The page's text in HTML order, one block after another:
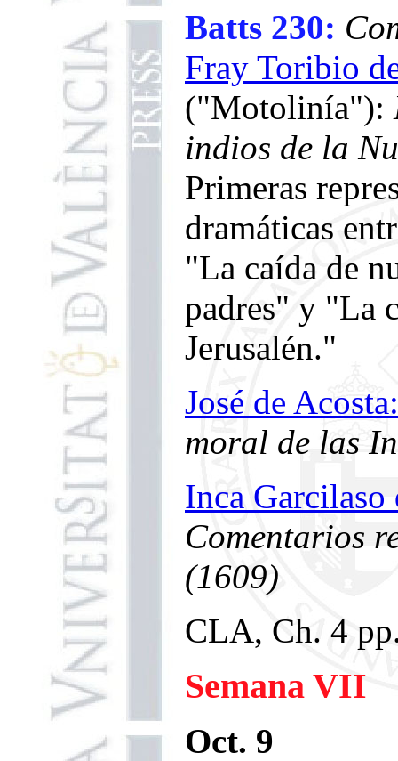
Batts 230:
Fray Toribio
("Motolinía"):
indios de la
Primeras
dramáticas
"La caída de
padres" y "La
Jerusalén."
José de Acosta:
moral de las
Inca Garcilaso
Comentarios
(1609)
CLA, Ch. 4
Semana VII
Oct. 9